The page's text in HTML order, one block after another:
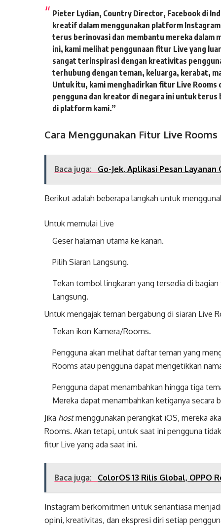
Pieter Lydian, Country Director, Facebook di
kreatif dalam menggunakan platform
terus berinovasi dan membantu mereka dalam
ini, kami melihat penggunaan fitur Live yang
sangat terinspirasi dengan kreativitas
terhubung dengan teman, keluarga, kerabat,
Untuk itu, kami menghadirkan fitur Live Rooms
pengguna dan kreator di negara ini untuk
di platform kami.”
Cara Menggunakan Fitur Live Rooms
Baca juga: Go-Jek, Aplikasi Pesan
Berikut adalah beberapa langkah untuk
Untuk memulai Live
Geser halaman utama ke kanan.
Pilih Siaran Langsung.
Tekan tombol lingkaran yang tersedia di
Langsung.
Untuk mengajak teman bergabung di siaran Live
Tekan ikon Kamera/Rooms.
Pengguna akan melihat daftar teman yang
Rooms atau pengguna dapat mengetikkan
Pengguna dapat menambahkan hingga tiga
Mereka dapat menambahkan ketiganya secara
Jika hostmenggunakan perangkat iOS, mereka
Rooms. Akan tetapi, untuk saat ini pengguna
fitur Live yang ada saat ini.
Baca juga: ColorOS 13 Rilis Global, OPPO
Instagram berkomitmen untuk senantiasa
opini, kreativitas, dan ekspresi diri setiap